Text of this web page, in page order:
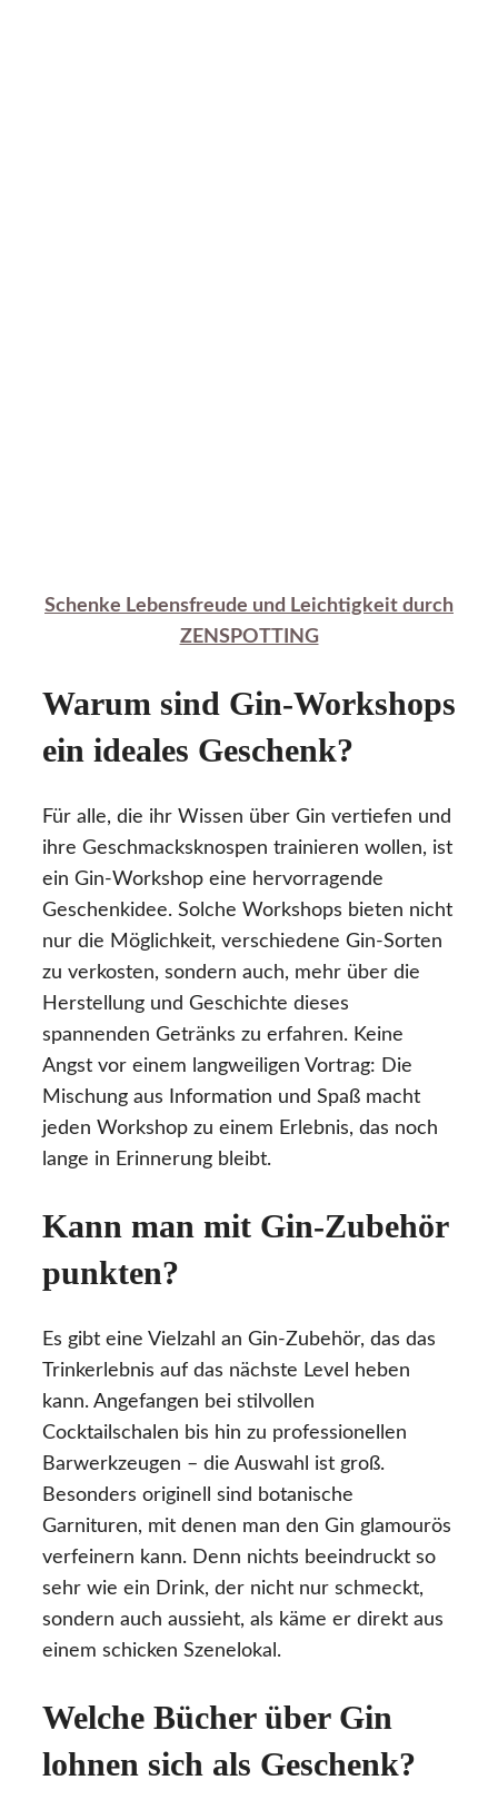
Schenke Lebensfreude und Leichtigkeit durch
ZENSPOTTING
Warum sind Gin-Workshops
ein ideales Geschenk?
Für alle, die ihr Wissen über Gin vertiefen und
ihre Geschmacksknospen trainieren wollen, ist
ein Gin-Workshop eine hervorragende
Geschenkidee. Solche Workshops bieten nicht
nur die Möglichkeit, verschiedene Gin-Sorten
zu verkosten, sondern auch, mehr über die
Herstellung und Geschichte dieses
spannenden Getränks zu erfahren. Keine
Angst vor einem langweiligen Vortrag: Die
Mischung aus Information und Spaß macht
jeden Workshop zu einem Erlebnis, das noch
lange in Erinnerung bleibt.
Kann man mit Gin-Zubehör
punkten?
Es gibt eine Vielzahl an Gin-Zubehör, das das
Trinkerlebnis auf das nächste Level heben
kann. Angefangen bei stilvollen
Cocktailschalen bis hin zu professionellen
Barwerkzeugen – die Auswahl ist groß.
Besonders originell sind botanische
Garnituren, mit denen man den Gin glamourös
verfeinern kann. Denn nichts beeindruckt so
sehr wie ein Drink, der nicht nur schmeckt,
sondern auch aussieht, als käme er direkt aus
einem schicken Szenelokal.
Welche Bücher über Gin
lohnen sich als Geschenk?